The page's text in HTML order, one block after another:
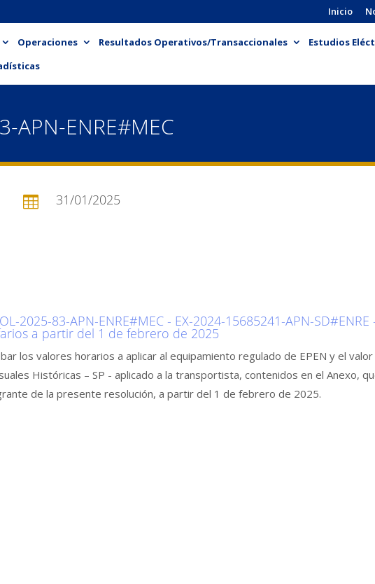
Inicio
Operaciones Resultados Operativos/Transaccionales Estudios
APN-ENRE#MEC
 31/01/2025
2025-83-APN-ENRE#MEC - EX-2024-15685241-APN-
a partir del 1 de febrero de 2025
los valores horarios a aplicar al equipamiento regulado de EPEN y el
Históricas – SP - aplicado a la transportista, contenidos en el Anexo,
de la presente resolución, a partir del 1 de febrero de 2025.